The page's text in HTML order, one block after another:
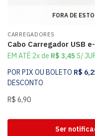
FORA DE
CARREGADORES
Cabo Carregador USB
EM ATÉ 2x de R$ 3,45 S/
POR PIX OU BOLETO R$
DESCONTO
R$ 6,90
Ser